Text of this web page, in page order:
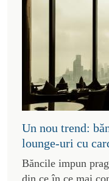
Un nou trend:
lounge-uri cu
Băncile impun
din ce în ce mai